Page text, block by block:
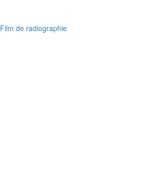
de radiographie